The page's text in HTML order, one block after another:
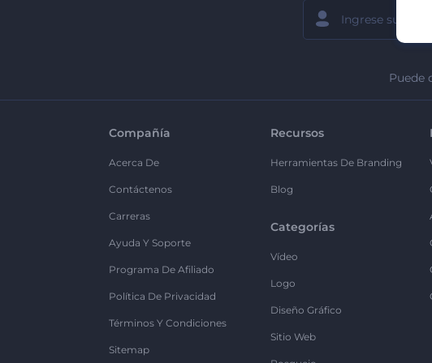
Puede
Compañía
Acerca De
Contáctenos
Carreras
Ayuda Y Soporte
Programa De Afiliado
Política De Privacidad
Términos Y Condiciones
Sitemap
Recursos
Herramientas De Branding
Blog
Categorías
Vídeo
Logo
Diseño Gráfico
Sitio Web